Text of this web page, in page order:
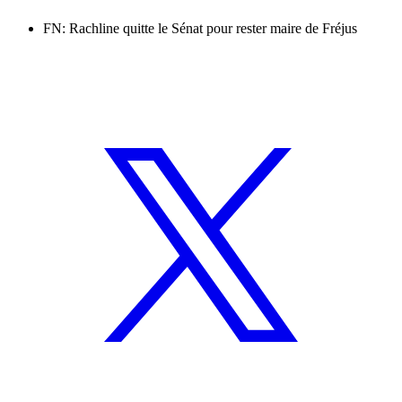
FN: Rachline quitte le Sénat pour rester maire de Fréjus